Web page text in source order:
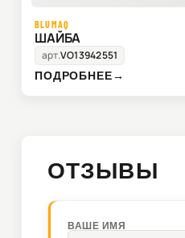
BLUMAQ
ШАЙБА
арт.VO13942551
ПОДРОБНЕЕ→
ОТЗЫВЫ
ВАШЕ ИМЯ